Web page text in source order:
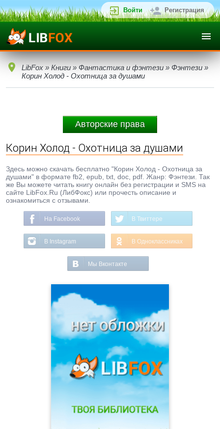
Войти Регистрация
LibFox » Книги » Фантастика и фэнтези » Фэнтези »
Корин Холод - Охотница за душами
Авторские права
Корин Холод - Охотница за душами
Здесь можно скачать бесплатно "Корин Холод - Охотница за
душами" в формате fb2, epub, txt, doc, pdf. Жанр: Фэнтези. Так
же Вы можете читать книгу онлайн без регистрации и SMS на
сайте LibFox.Ru (ЛибФокс) или прочесть описание и
ознакомиться с отзывами.
На Facebook В Твиттере
В Instagram В Одноклассниках
Мы Вконтакте